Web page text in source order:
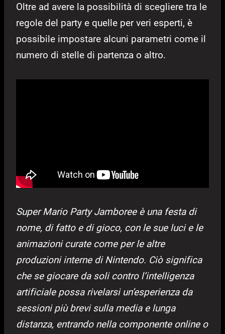
Oltre ad avere la possibilità di scegliere tra le
regole del party e quelle per veri esperti, è
possibile impostare alcuni parametri come il
numero di stelle di partenza o altro.
Super Mario Party Jamboree è una festa di
nome, di fatto e di gioco, con le sue luci e le
animazioni curate come per le altre
produzioni interne di Nintendo. Ciò significa
che se giocare da soli contro l’intelligenza
artificiale possa rivelarsi un’esperienza da
sessioni più brevi sulla media e lunga
distanza, entrando nella componente online o